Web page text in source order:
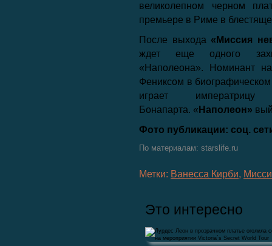
великолепном черном
премьере в Риме в
После выхода «Миссия
ждет еще одного
«Наполеона». Номинант
Фениксом в
играет
Бонапарта. « Наполеон»
Фото публикации: соц.
По материалам: starslife.ru
Метки: Ванесса Кирби,
Это интересно